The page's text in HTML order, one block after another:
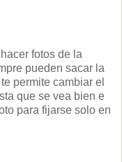
fotos de la
pueden sacar la
permite cambiar el
que se vea bien e
para fijarse solo en